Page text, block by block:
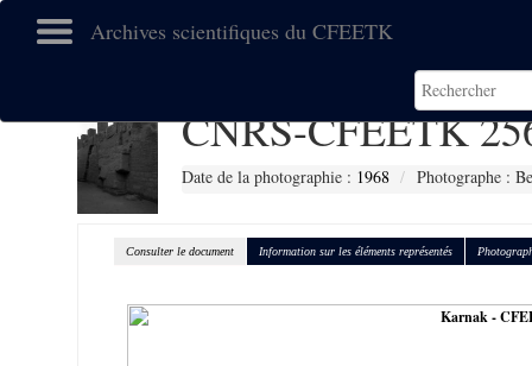
Archives scientifiques du CFEETK
CNRS-CFEETK
Date de la photographie : 1968 Photographe :
Consulter le document Information sur les éléments représentés